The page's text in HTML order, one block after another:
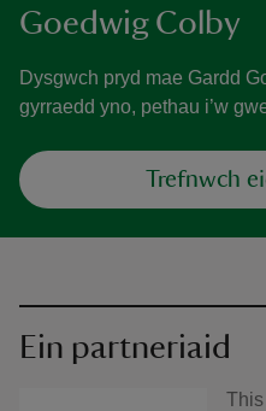
Goedwig Colby
Dysgwch pryd mae Gardd
gyrraedd yno, pethau i’w
Trefnwch
Ein partneriaid